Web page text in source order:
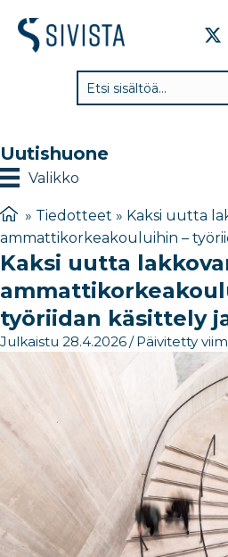
Uutishuone
Valikko
» Tiedotteet » Kaksi uutta
ammattikorkeakouluihin –
Kaksi uutta
työriidan käsittely
Julkaistu 28.4.2026/ Päivitetty